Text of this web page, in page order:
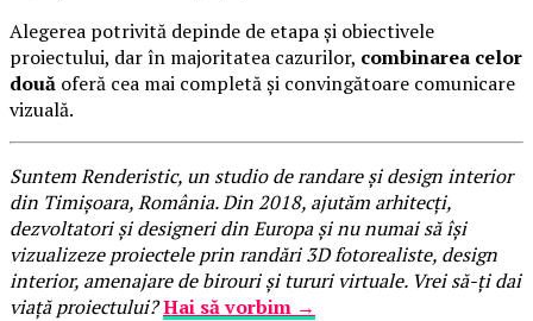
Alegerea potrivită depinde de etapa și obiectivele
proiectului, dar în majoritatea cazurilor, combinarea celor
două oferă cea mai completă și convingătoare comunicare
vizuală.
Suntem Renderistic, un studio de randare și design interior
din Timișoara, România. Din 2018, ajutăm arhitecți,
dezvoltatori și designeri din Europa și nu numai să își
vizualizeze proiectele prin randări 3D fotorealiste, design
interior, amenajare de birouri și tururi virtuale. Vrei să-ți dai
viață proiectului?Hai să vorbim →